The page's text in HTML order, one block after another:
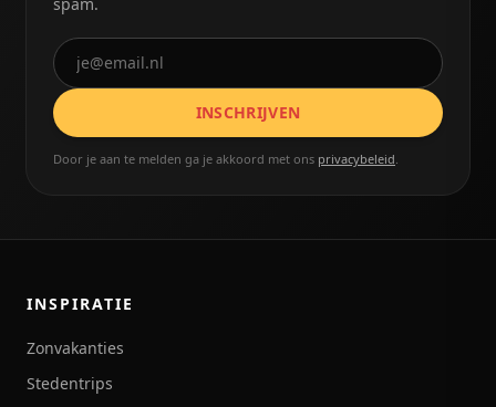
INSCHRIJVEN
Door je aan te melden ga je akkoord met ons privacybeleid.
INSPIRATIE
Zonvakanties
Stedentrips